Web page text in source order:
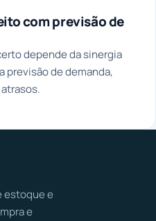
com previsão de
depende da sinergia
previsão de demanda,
estoque e
e